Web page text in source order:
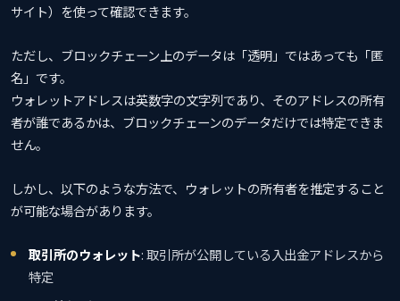
サイト）を使って確認できます。
ただし、ブロックチェーン上のデータは「透明」ではあっても「匿
名」です。
ウォレットアドレスは英数字の文字列であり、そのアドレスの所有
者が誰であるかは、ブロックチェーンのデータだけでは特定できま
せん。
しかし、以下のような方法で、ウォレットの所有者を推定すること
が可能な場合があります。
取引所のウォレット: 取引所が公開している入出金アドレスから
特定